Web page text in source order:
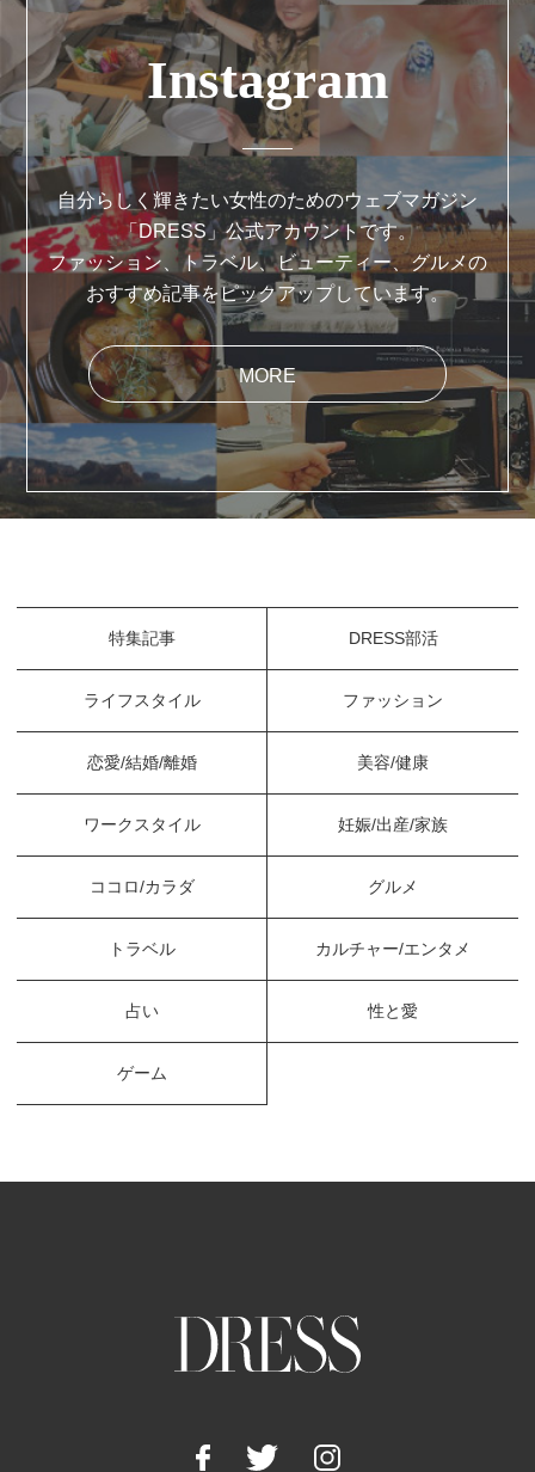
Instagram
自分らしく輝きたい女性のためのウェブマガジン
「DRESS」公式アカウントです。
ファッション、トラベル、ビューティー、グルメの
おすすめ記事をピックアップしています。
MORE
特集記事 DRESS部活
ライフスタイル ファッション
恋愛/結婚/離婚 美容/健康
ワークスタイル 妊娠/出産/家族
ココロ/カラダ グルメ
トラベル カルチャー/エンタメ
占い 性と愛
ゲーム